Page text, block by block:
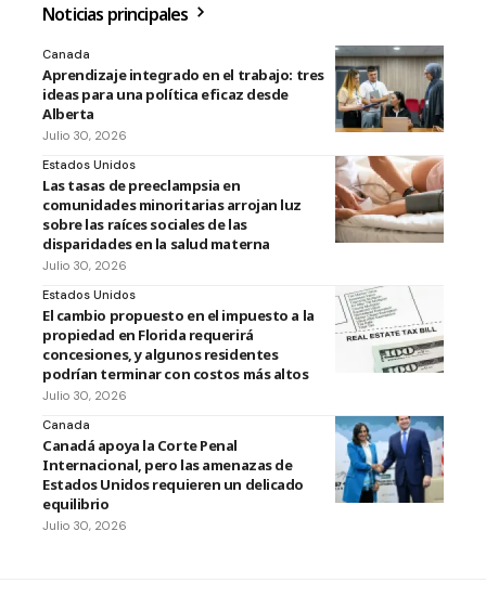
Noticias principales
Canada
Aprendizaje integrado en el trabajo: tres
ideas para una política eficaz desde
Alberta
Julio 30, 2026
Estados Unidos
Las tasas de preeclampsia en
comunidades minoritarias arrojan luz
sobre las raíces sociales de las
disparidades en la salud materna
Julio 30, 2026
Estados Unidos
El cambio propuesto en el impuesto a la
propiedad en Florida requerirá
concesiones, y algunos residentes
podrían terminar con costos más altos
Julio 30, 2026
Canada
Canadá apoya la Corte Penal
Internacional, pero las amenazas de
Estados Unidos requieren un delicado
equilibrio
Julio 30, 2026